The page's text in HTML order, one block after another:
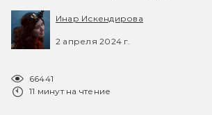
Инар Искендирова
2 апреля 2024 г.
66441
11 минут на чтение